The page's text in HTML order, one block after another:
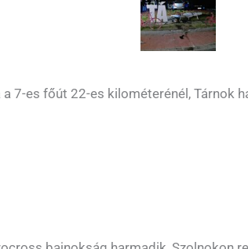
7-es főút 22-es kilométerénél, Tárnok